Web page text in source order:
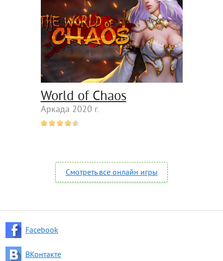
World of Chaos
Аркада 2020 г.
Смотреть все онлайн игры
Facebook
ВКонтакте